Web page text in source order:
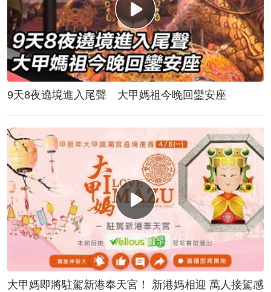
9天8夜遶境進入尾聲 大甲媽祖今晚回鑾安座
大甲媽即將駐駕新港奉天宮！ 新港媽相迎 萬人接駕感